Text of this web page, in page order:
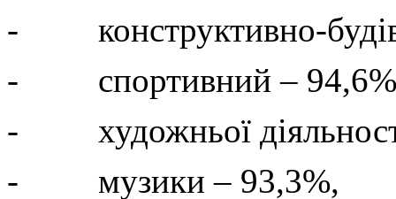
- конструктивно-
- спортивний –
- художньої
- музики – 93,3%,